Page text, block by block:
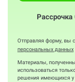
Рассрочка
Отправляя форму, вы
персональных данных
Материалы,
использоваться
решения имеющихся у